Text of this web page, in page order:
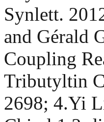
Synlett.
and Gérald
Coupling
Tributyltin
2698; 4.Yi